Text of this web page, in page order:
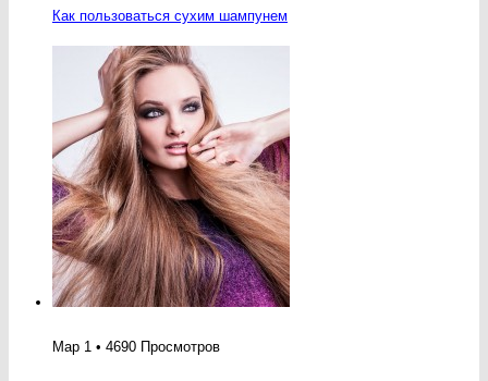
Как пользоваться сухим шампунем
Мар 1 • 4690 Просмотров